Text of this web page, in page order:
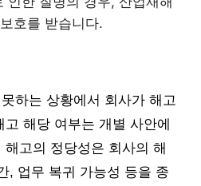
호를 받습니다.
하는 상황에서 회사가 해고
해당 여부는 개별 사안에
고의 정당성은 회사의 해
, 업무 복귀 가능성 등을 종